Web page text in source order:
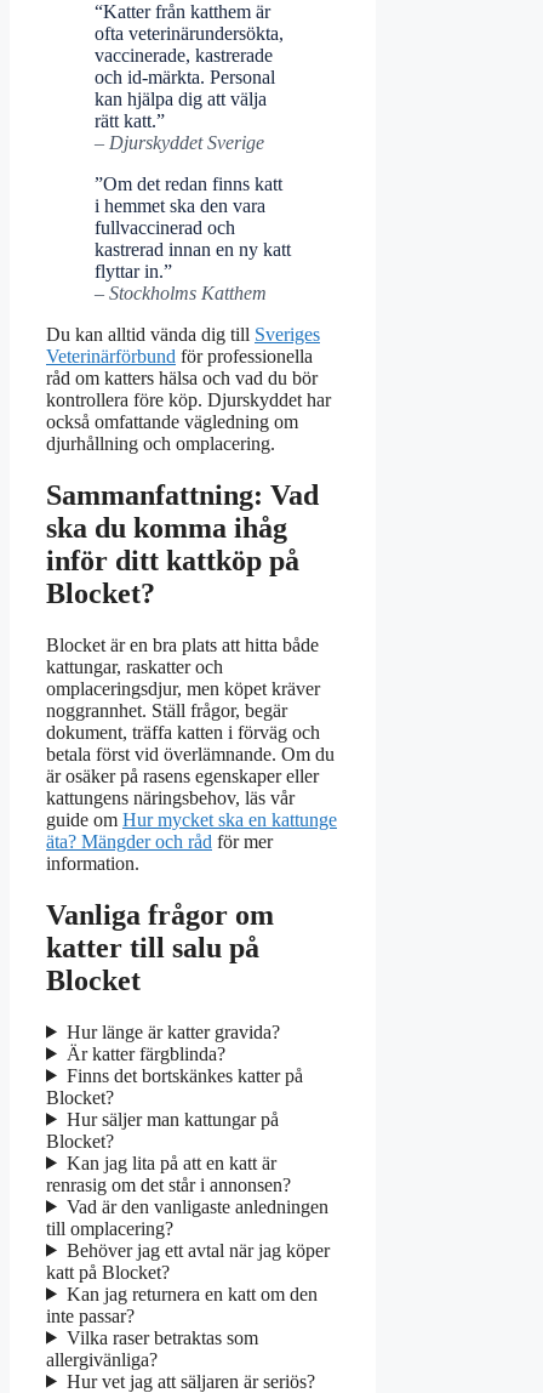
“Katter från katthem är
ofta veterinärundersökta,
vaccinerade, kastrerade
och id-märkta. Personal
kan hjälpa dig att välja
rätt katt.”
– Djurskyddet Sverige
”Om det redan finns katt
i hemmet ska den vara
fullvaccinerad och
kastrerad innan en ny katt
flyttar in.”
– Stockholms Katthem
Du kan alltid vända dig till Sveriges
Veterinärförbund för professionella
råd om katters hälsa och vad du bör
kontrollera före köp. Djurskyddet har
också omfattande vägledning om
djurhållning och omplacering.
Sammanfattning: Vad
ska du komma ihåg
inför ditt kattköp på
Blocket?
Blocket är en bra plats att hitta både
kattungar, raskatter och
omplaceringsdjur, men köpet kräver
noggrannhet. Ställ frågor, begär
dokument, träffa katten i förväg och
betala först vid överlämnande. Om du
är osäker på rasens egenskaper eller
kattungens näringsbehov, läs vår
guide om Hur mycket ska en kattunge
äta? Mängder och råd för mer
information.
Vanliga frågor om
katter till salu på
Blocket
Hur länge är katter gravida?
Är katter färgblinda?
Finns det bortskänkes katter på
Blocket?
Hur säljer man kattungar på
Blocket?
Kan jag lita på att en katt är
renrasig om det står i annonsen?
Vad är den vanligaste anledningen
till omplacering?
Behöver jag ett avtal när jag köper
katt på Blocket?
Kan jag returnera en katt om den
inte passar?
Vilka raser betraktas som
allergivänliga?
Hur vet jag att säljaren är seriös?